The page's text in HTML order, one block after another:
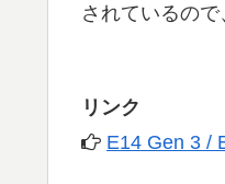
されているの
リンク
E14 Gen 3 /